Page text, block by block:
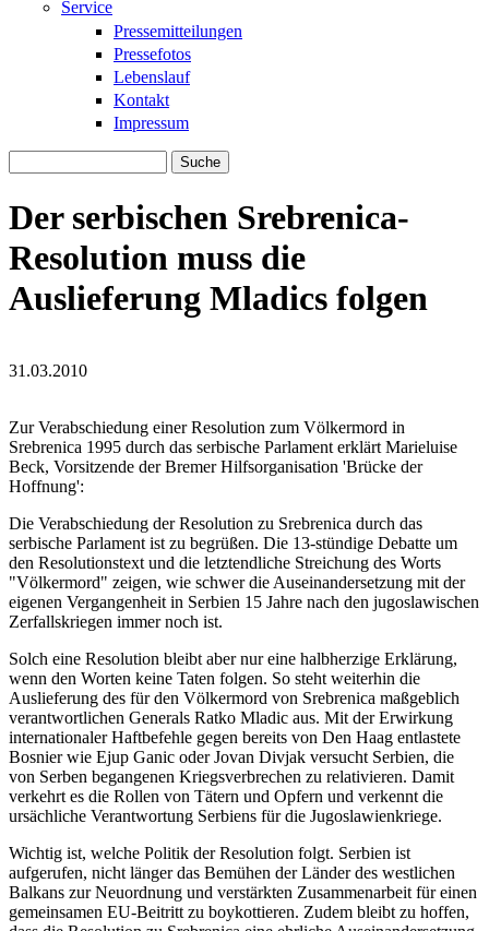
Service
Pressemitteilungen
Pressefotos
Lebenslauf
Kontakt
Impressum
Der serbischen Srebrenica-
Resolution muss die
Auslieferung Mladics folgen
Serb_Parlament.jpg
31.03.2010
Serb_Parlament.jpg
Zur Verabschiedung einer Resolution zum Völkermord in
Srebrenica 1995 durch das serbische Parlament erklärt Marieluise
Beck, Vorsitzende der Bremer Hilfsorganisation 'Brücke der
Hoffnung':
Die Verabschiedung der Resolution zu Srebrenica durch das
serbische Parlament ist zu begrüßen. Die 13-stündige Debatte um
den Resolutionstext und die letztendliche Streichung des Worts
"Völkermord" zeigen, wie schwer die Auseinandersetzung mit der
eigenen Vergangenheit in Serbien 15 Jahre nach den jugoslawischen
Zerfallskriegen immer noch ist.
Solch eine Resolution bleibt aber nur eine halbherzige Erklärung,
wenn den Worten keine Taten folgen. So steht weiterhin die
Auslieferung des für den Völkermord von Srebrenica maßgeblich
verantwortlichen Generals Ratko Mladic aus. Mit der Erwirkung
internationaler Haftbefehle gegen bereits von Den Haag entlastete
Bosnier wie Ejup Ganic oder Jovan Divjak versucht Serbien, die
von Serben begangenen Kriegsverbrechen zu relativieren. Damit
verkehrt es die Rollen von Tätern und Opfern und verkennt die
ursächliche Verantwortung Serbiens für die Jugoslawienkriege.
Wichtig ist, welche Politik der Resolution folgt. Serbien ist
aufgerufen, nicht länger das Bemühen der Länder des westlichen
Balkans zur Neuordnung und verstärkten Zusammenarbeit für einen
gemeinsamen EU-Beitritt zu boykottieren. Zudem bleibt zu hoffen,